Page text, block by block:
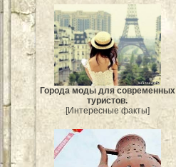
Города моды для современных
туристов.
[Интересные факты]